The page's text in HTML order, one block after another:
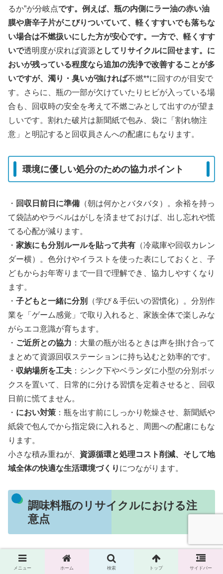
るか”が分岐点です。例えば、瓶の内側にラー油の赤い油
膜や唐辛子片がこびりついていて、軽くすすいでも落ちな
い場合は不燃扱いにした方が安心です。一方で、軽くすす
いで透明度が戻れば資源としてリサイクルに回せます。に
おいが残っている程度なら追加の洗浄で改善することが多
いですが、濁り・臭いが強ければ不燃**に回すのが目安で
す。さらに、瓶の一部が欠けていたりヒビが入っている場
合も、回収時の安全を考えて不燃ごみとして出すのが望ま
しいです。割れた破片は新聞紙で包み、袋に「割れ物注
意」と明記すると回収員さんへの配慮にもなります。
環境に優しい処分のための協力ポイント
・ 回収日前日に準備 （朝は何かとバタバタ）。余裕を持っ
て袋詰めやラベルはがしを済ませておけば、出し忘れや慌
てる心配が減ります。
・ 家族にも分別ルールを貼って共有 （冷蔵庫や回収カレン
ダー横）。色分けやイラストを使った表にしておくと、子
どもからお年寄りまで一目で理解でき、協力しやすくなり
ます。
・ 子どもと一緒に分別
（学び＆手伝いの習慣化）。分別作
業を「ゲーム感覚」で取り入れると、家族全体で楽しみな
がらエコ意識が育ちます。
・ ご近所との協力 ：大量の瓶が出るときは声を掛け合って
まとめて資源回収ステーションに持ち込むと効率的です。
・ 収納場所を工夫 ：シンク下やベランダに小型の分別ボッ
クスを置いて、日常的に分ける習慣を定着させると、回収
日前に慌てません。
・ におい対策 ：瓶を出す前にしっかり乾燥させ、新聞紙や
紙袋で包んでから指定袋に入れると、周囲への配慮にもな
ります。
小さな積み重ねが、 資源循環と処理コスト削減、そして地
域全体の快適な生活環境づくり につながります。
調味料瓶のリサイクルにおける注
意点
ラベルの処理と外し方
メニュー ホーム 検索 トップ サイドバー